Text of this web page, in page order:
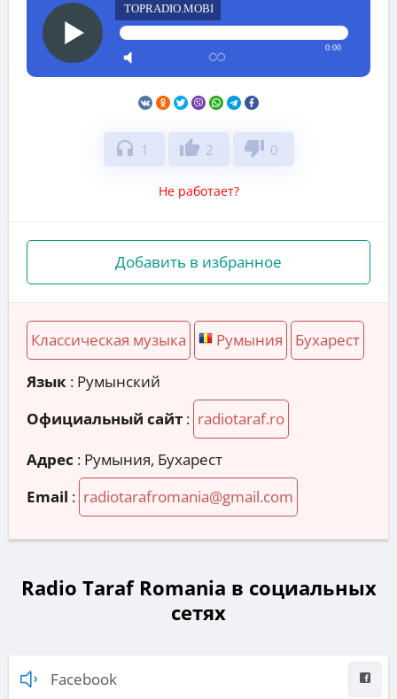
TOPRADIO.MOBI
0:00
headphones 1 thumb_up 2 thumb_down 0
Не работает?
Добавить в избранное
Классическая музыка Румыния Бухарест
Язык : Румынский
Официальный сайт : radiotaraf.ro
Адрес : Румыния, Бухарест
Email : radiotarafromania@gmail.com
Radio Taraf Romania в социальных
сетях
Facebook